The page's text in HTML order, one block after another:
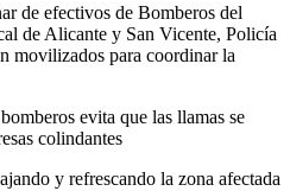
de efectivos de Bomberos del
de Alicante y San Vicente, Policía
movilizados para coordinar la
evita que las llamas se
colindantes
y refrescando la zona afectada